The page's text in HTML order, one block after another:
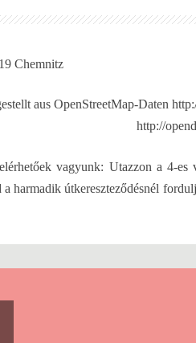
Chemnitz
aus OpenStreetMap-Daten
http://
vagyunk: Utazzon a 4-
harmadik útkereszteződésnél